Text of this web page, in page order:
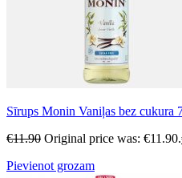
Sīrups Monin Vaniļas bez cukura
€11.90 Original price was: €11.90.
Pievienot grozam